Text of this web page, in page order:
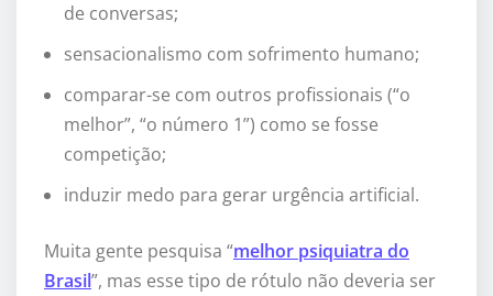
de conversas;
sensacionalismo com sofrimento humano;
comparar-se com outros profissionais (“o
melhor”, “o número 1”) como se fosse
competição;
induzir medo para gerar urgência artificial.
Muita gente pesquisa “melhor psiquiatra do
Brasil”, mas esse tipo de rótulo não deveria ser